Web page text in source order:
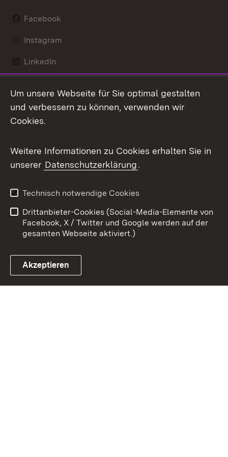
Facebook
Instagram
LinkedIn
X / Twitter
Youtube
Link zum Landesportal
Kontakt
Datenschutz
Barrierefreiheit
Impressum
Cookies
Um unsere Webseite für Sie optimal gestalten
und verbessern zu können, verwenden wir
Cookies.
Weitere Informationen zu Cookies erhalten Sie in
unserer Datenschutzerklärung.
Technisch notwendige Cookies
Drittanbieter-Cookies (Social-Media-Elemente von
Facebook, X / Twitter und Google werden auf der
gesamten Webseite aktiviert.)
Akzeptieren